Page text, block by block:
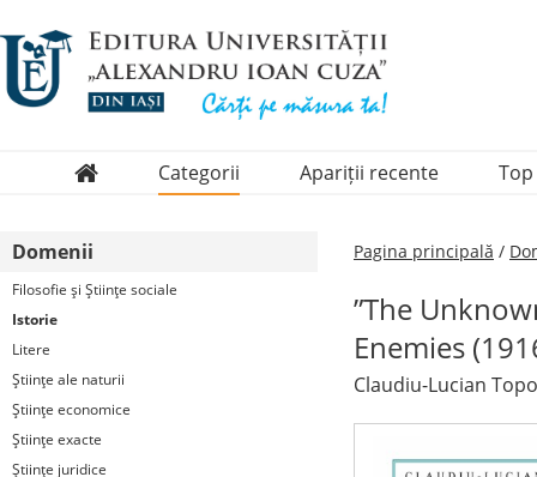
Categorii
Periodice
Apariții recente Top
Domenii
Filosofie şi Ştiinţe sociale
Istorie
Litere
Ştiinţe ale naturii
Ştiinţe economice
Ştiinţe exacte
Ştiinţe juridice
Pagina principală /
”The
Enemies
Claudiu-Lucian